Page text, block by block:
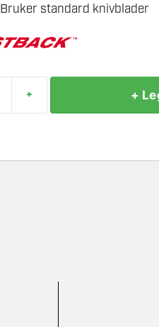
Bruker standard knivblader
+ +